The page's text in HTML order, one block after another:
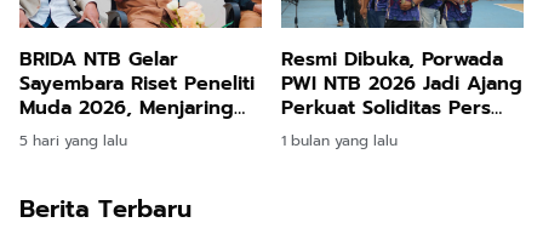
BRIDA NTB Gelar
Sayembara Riset Peneliti
Muda 2026, Menjaring
Inovasi Terbaik bagi
Pembangunan NTB
5 hari yang lalu
Resmi Dibuka, Porwada
PWI NTB 2026 Jadi Ajang
Perkuat Soliditas Pers
dan Jaring Atlet Menuju
Porwanas 2027
1 bulan yang lalu
Berita Terbaru